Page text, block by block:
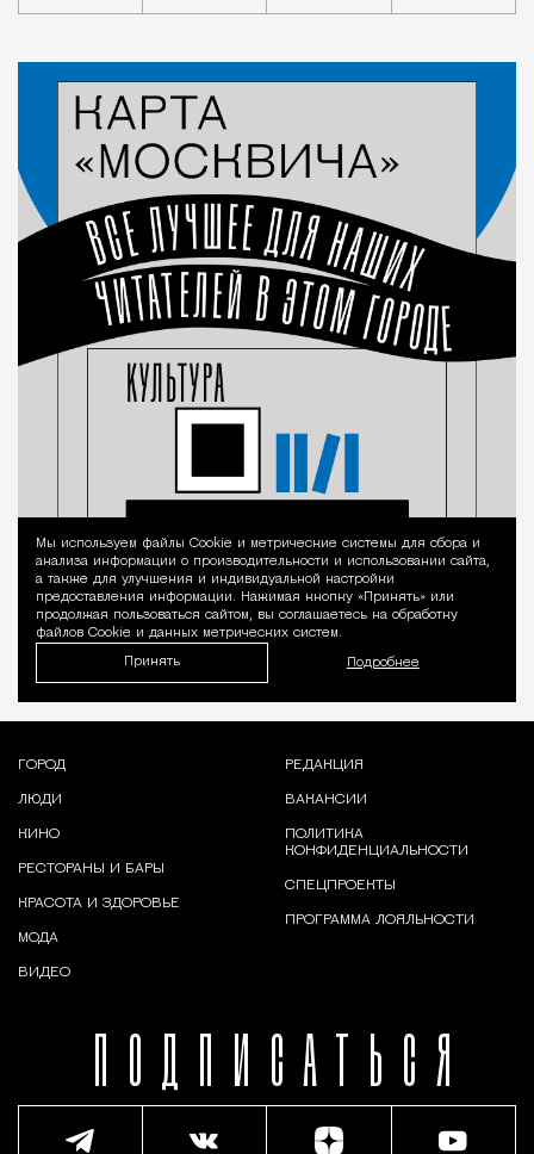
Уведомление
Мы используем файлы Сookie и метрические системы для сбора и
анализа информации о производительности и использовании сайта,
а также для улучшения и индивидуальной настройки
предоставления информации. Нажимая кнопку «Принять» или
продолжая пользоваться сайтом, вы соглашаетесь на обработку
файлов Cookie и данных метрических систем.
Принять Подробнее
ПОДПИСАТЬСЯ
ГОРОД
ЛЮДИ
КИНО
РЕСТОРАНЫ И БАРЫ
КРАСОТА И ЗДОРОВЬЕ
МОДА
ВИДЕО
РЕДАКЦИЯ
ВАКАНСИИ
ПОЛИТИКА
КОНФИДЕНЦИАЛЬНОСТИ
СПЕЦПРОЕКТЫ
ПРОГРАММА ЛОЯЛЬНОСТИ